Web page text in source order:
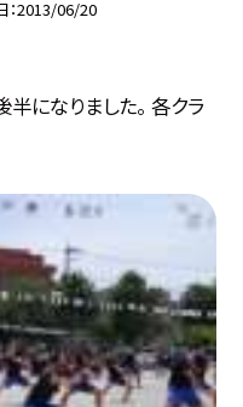
2013/06/20
になりました。 各クラ